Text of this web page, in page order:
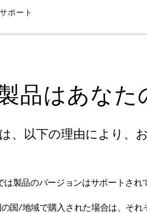
ポート
品はあな
、以下の理由により、
は製品のバージョンはサポートされ
国/地域で購入された場合は、そ